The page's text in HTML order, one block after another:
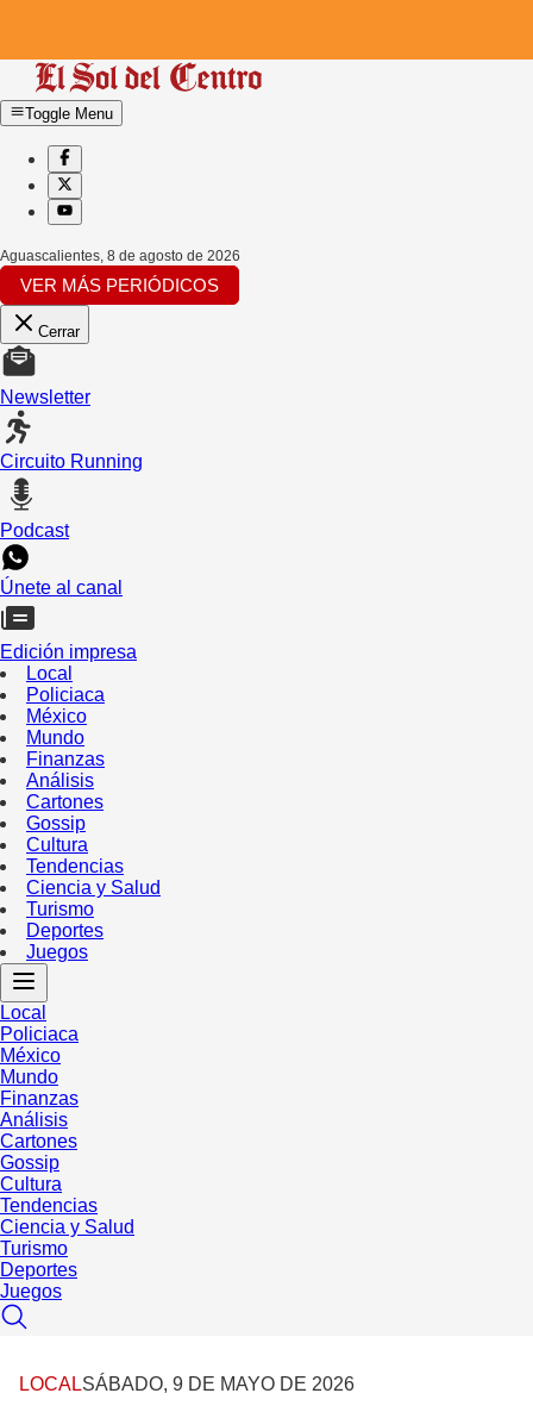
Toggle Menu
Aguascalientes, 8 de agosto de 2026
VER MÁS PERIÓDICOS
Cerrar
Newsletter
Circuito Running
Podcast
Únete al canal
Edición impresa
Local
Policiaca
México
Mundo
Finanzas
Análisis
Cartones
Gossip
Cultura
Tendencias
Ciencia y Salud
Turismo
Deportes
Juegos
Local
Policiaca
México
Mundo
Finanzas
Análisis
Cartones
Gossip
Cultura
Tendencias
Ciencia y Salud
Turismo
Deportes
Juegos
LOCALSÁBADO, 9 DE MAYO DE 2026